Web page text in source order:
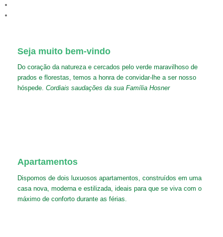
Seja muito bem-vindo
Do coração da natureza e cercados pelo verde maravilhoso de
prados e florestas, temos a honra de convidar-lhe a ser nosso
hóspede. Cordiais saudações da sua Família Hosner
Apartamentos
Dispomos de dois luxuosos apartamentos, construídos em uma
casa nova, moderna e estilizada, ideais para que se viva com o
máximo de conforto durante as férias.